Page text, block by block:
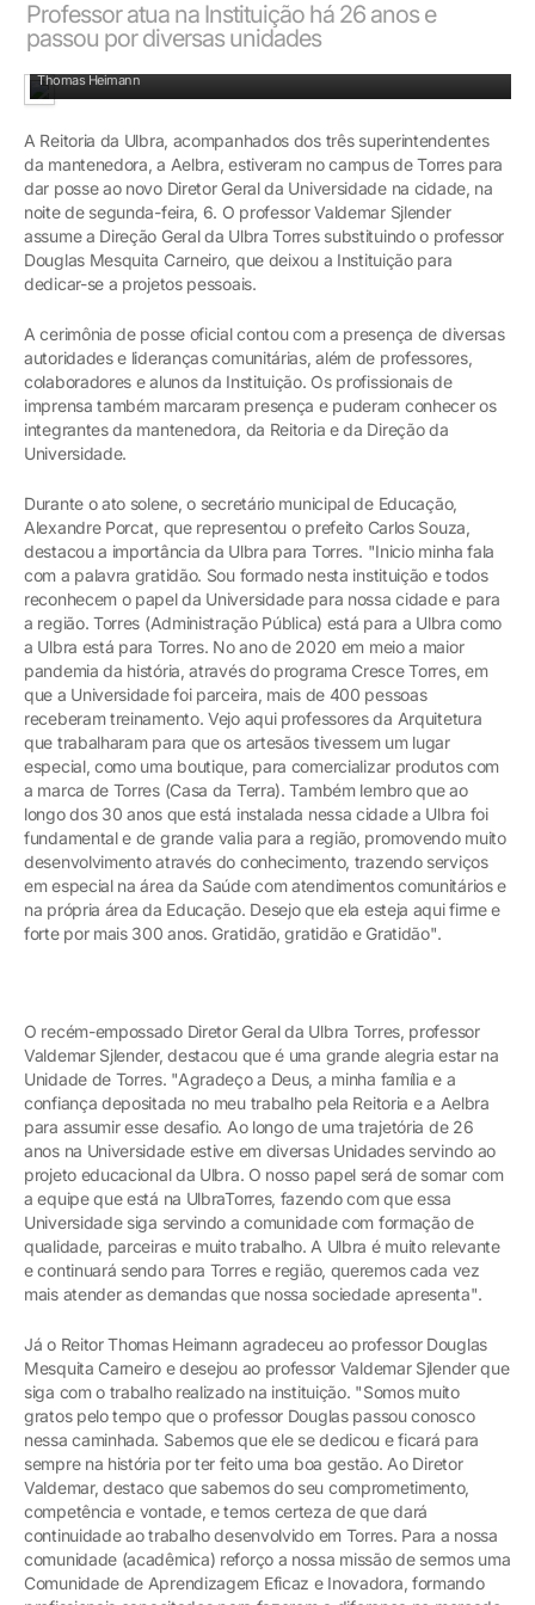
Professor atua na Instituição há 26 anos e
passou por diversas unidades
Thomas Heimann
A Reitoria da Ulbra, acompanhados dos três superintendentes
da mantenedora, a Aelbra, estiveram no campus de Torres para
dar posse ao novo Diretor Geral da Universidade na cidade, na
noite de segunda-feira, 6. O professor Valdemar Sjlender
assume a Direção Geral da Ulbra Torres substituindo o professor
Douglas Mesquita Carneiro, que deixou a Instituição para
dedicar-se a projetos pessoais.
A cerimônia de posse oficial contou com a presença de diversas
autoridades e lideranças comunitárias, além de professores,
colaboradores e alunos da Instituição. Os profissionais de
imprensa também marcaram presença e puderam conhecer os
integrantes da mantenedora, da Reitoria e da Direção da
Universidade.
Durante o ato solene, o secretário municipal de Educação,
Alexandre Porcat, que representou o prefeito Carlos Souza,
destacou a importância da Ulbra para Torres. "Inicio minha fala
com a palavra gratidão. Sou formado nesta instituição e todos
reconhecem o papel da Universidade para nossa cidade e para
a região. Torres (Administração Pública) está para a Ulbra como
a Ulbra está para Torres. No ano de 2020 em meio a maior
pandemia da história, através do programa Cresce Torres, em
que a Universidade foi parceira, mais de 400 pessoas
receberam treinamento. Vejo aqui professores da Arquitetura
que trabalharam para que os artesãos tivessem um lugar
especial, como uma boutique, para comercializar produtos com
a marca de Torres (Casa da Terra). Também lembro que ao
longo dos 30 anos que está instalada nessa cidade a Ulbra foi
fundamental e de grande valia para a região, promovendo muito
desenvolvimento através do conhecimento, trazendo serviços
em especial na área da Saúde com atendimentos comunitários e
na própria área da Educação. Desejo que ela esteja aqui firme e
forte por mais 300 anos. Gratidão, gratidão e Gratidão".
O recém-empossado Diretor Geral da Ulbra Torres, professor
Valdemar Sjlender, destacou que é uma grande alegria estar na
Unidade de Torres. "Agradeço a Deus, a minha família e a
confiança depositada no meu trabalho pela Reitoria e a Aelbra
para assumir esse desafio. Ao longo de uma trajetória de 26
anos na Universidade estive em diversas Unidades servindo ao
projeto educacional da Ulbra. O nosso papel será de somar com
a equipe que está na UlbraTorres, fazendo com que essa
Universidade siga servindo a comunidade com formação de
qualidade, parceiras e muito trabalho. A Ulbra é muito relevante
e continuará sendo para Torres e região, queremos cada vez
mais atender as demandas que nossa sociedade apresenta".
Já o Reitor Thomas Heimann agradeceu ao professor Douglas
Mesquita Carneiro e desejou ao professor Valdemar Sjlender que
siga com o trabalho realizado na instituição. "Somos muito
gratos pelo tempo que o professor Douglas passou conosco
nessa caminhada. Sabemos que ele se dedicou e ficará para
sempre na história por ter feito uma boa gestão. Ao Diretor
Valdemar, destaco que sabemos do seu comprometimento,
competência e vontade, e temos certeza de que dará
continuidade ao trabalho desenvolvido em Torres. Para a nossa
comunidade (acadêmica) reforço a nossa missão de sermos uma
Comunidade de Aprendizagem Eficaz e Inovadora, formando